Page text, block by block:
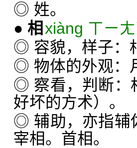
◎ 姓。
● 相 xiàng ㄒㄧㄤ
◎ 容貌，样子：
◎ 物体的外观：
◎ 察看，判断：
好坏的方术）。
◎ 辅助，亦指辅
宰相。首相。